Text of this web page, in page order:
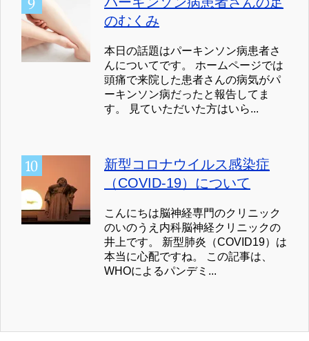
のむくみ
本日の話題はパーキンソン病患者さ
んについてです。 ホームページでは
頭痛で来院した患者さんの病気がパ
ーキンソン病だったと報告してま
す。 見ていただいた方はいら...
新型コロナウイルス感染症
（COVID-19）について
こんにちは脳神経専門のクリニック
のいのうえ内科脳神経クリニックの
井上です。 新型肺炎（COVID19）は
本当に心配ですね。 この記事は、
WHOによるパンデミ...